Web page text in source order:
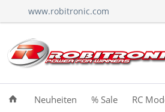
www.robitronic.com
Neuheiten % Sale RC